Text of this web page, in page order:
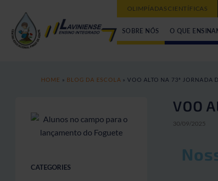
OLIMPÍADAS CIENTÍFICAS
SOBRE NÓS O QUE
HOME » BLOG DA ESCOLA »VOO ALTO NA 73ª JORNADA
CATEGORIES
VOO
30/09/2025